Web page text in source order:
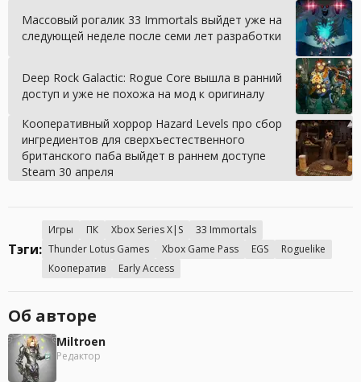
Массовый рогалик 33 Immortals выйдет уже на
следующей неделе после семи лет разработки
Deep Rock Galactic: Rogue Core вышла в ранний
доступ и уже не похожа на мод к оригиналу
Кооперативный хоррор Hazard Levels про сбор
ингредиентов для сверхъестественного
британского паба выйдет в раннем доступе
Steam 30 апреля
Тэги:
Игры ПК Xbox Series X|S
33 Immortals
Thunder Lotus Games
Xbox Game Pass EGS
Roguelike
Кооператив
Early Access
Об авторе
Miltroen
Редактор